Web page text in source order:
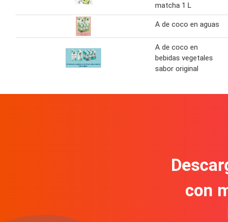
matcha 1 L
A de coco en aguas
A de coco en
bebidas vegetales
sabor original
con